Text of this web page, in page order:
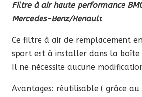
initial
était :
82,90 €.
actuel
est :
70,46 €.
Filtre à air haute performance
Mercedes-Benz/Renault
Ce filtre à air de remplacement
sport est à installer dans la boîte
Il ne nécessite aucune
Avantages: réutilisable ( grâce au